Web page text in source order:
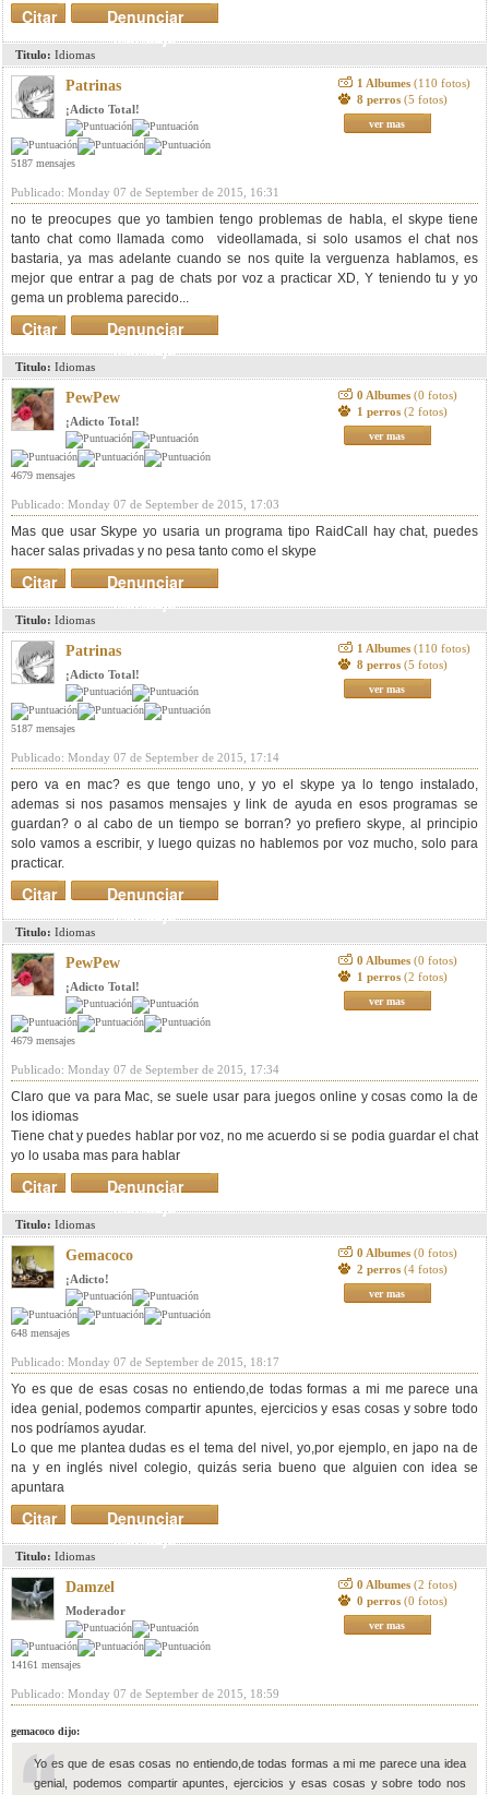
Denunciar
mensaje
Citar
Titulo: Idiomas
Patrinas
¡Adicto Total!
5187 mensajes
1 Albumes (110 fotos)
8 perros (5 fotos)
ver mas
Publicado: Monday 07 de September de 2015, 16:31
no te preocupes que yo tambien tengo problemas de habla, el skype tiene
tanto chat como llamada como videollamada, si solo usamos el chat nos
bastaria, ya mas adelante cuando se nos quite la verguenza hablamos, es
mejor que entrar a pag de chats por voz a practicar XD, Y teniendo tu y yo
gema un problema parecido...
Denunciar
mensaje
Citar
Titulo: Idiomas
PewPew
¡Adicto Total!
4679 mensajes
0 Albumes (0 fotos)
1 perros (2 fotos)
ver mas
Publicado: Monday 07 de September de 2015, 17:03
Mas que usar Skype yo usaria un programa tipo RaidCall hay chat, puedes
hacer salas privadas y no pesa tanto como el skype
Denunciar
mensaje
Citar
Titulo: Idiomas
Patrinas
¡Adicto Total!
5187 mensajes
1 Albumes (110 fotos)
8 perros (5 fotos)
ver mas
Publicado: Monday 07 de September de 2015, 17:14
pero va en mac? es que tengo uno, y yo el skype ya lo tengo instalado,
ademas si nos pasamos mensajes y link de ayuda en esos programas se
guardan? o al cabo de un tiempo se borran? yo prefiero skype, al principio
solo vamos a escribir, y luego quizas no hablemos por voz mucho, solo para
practicar.
Denunciar
mensaje
Citar
Titulo: Idiomas
PewPew
¡Adicto Total!
4679 mensajes
0 Albumes (0 fotos)
1 perros (2 fotos)
ver mas
Publicado: Monday 07 de September de 2015, 17:34
Claro que va para Mac, se suele usar para juegos online y cosas como la de
los idiomas
Tiene chat y puedes hablar por voz, no me acuerdo si se podia guardar el chat
yo lo usaba mas para hablar
Denunciar
mensaje
Citar
Titulo: Idiomas
Gemacoco
¡Adicto!
648 mensajes
0 Albumes (0 fotos)
2 perros (4 fotos)
ver mas
Publicado: Monday 07 de September de 2015, 18:17
Yo es que de esas cosas no entiendo,de todas formas a mi me parece una
idea genial, podemos compartir apuntes, ejercicios y esas cosas y sobre todo
nos podríamos ayudar.
Lo que me plantea dudas es el tema del nivel, yo,por ejemplo, en japo na de
na y en inglés nivel colegio, quizás seria bueno que alguien con idea se
apuntara
Denunciar
mensaje
Citar
Titulo: Idiomas
Damzel
Moderador
14161 mensajes
0 Albumes (2 fotos)
0 perros (0 fotos)
ver mas
Publicado: Monday 07 de September de 2015, 18:59
gemacoco dijo:
Yo es que de esas cosas no entiendo,de todas formas a mi me parece una idea
genial, podemos compartir apuntes, ejercicios y esas cosas y sobre todo nos